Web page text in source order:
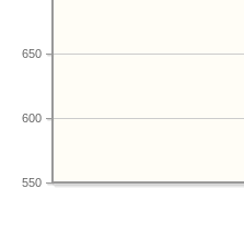
550
600
650